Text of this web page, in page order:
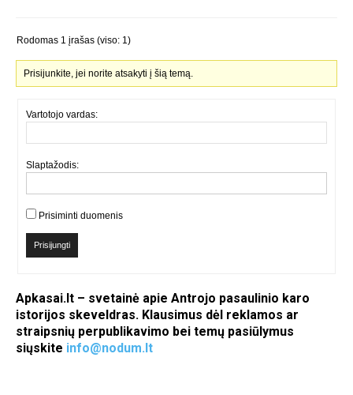
Rodomas 1 įrašas (viso: 1)
Prisijunkite, jei norite atsakyti į šią temą.
Vartotojo vardas:
Slaptažodis:
Prisiminti duomenis
Prisijungti
Apkasai.lt – svetainė apie Antrojo pasaulinio karo
istorijos skeveldras. Klausimus dėl reklamos ar
straipsnių perpublikavimo bei temų pasiūlymus
siųskite info@nodum.lt